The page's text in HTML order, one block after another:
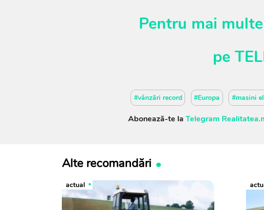
Pentru mai
pe
#vânzări record #Europa #masini
Abonează-te la Telegram
Alte recomandări
actual